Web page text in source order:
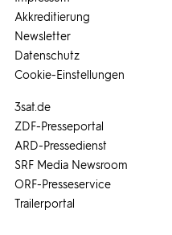
3sat.de
ZDF-Presseportal
ARD-Pressedienst
SRF Media Newsroom
ORF-Presseservice
Trailerportal
Akkreditierung
Newsletter
Datenschutz
Cookie-Einstellungen